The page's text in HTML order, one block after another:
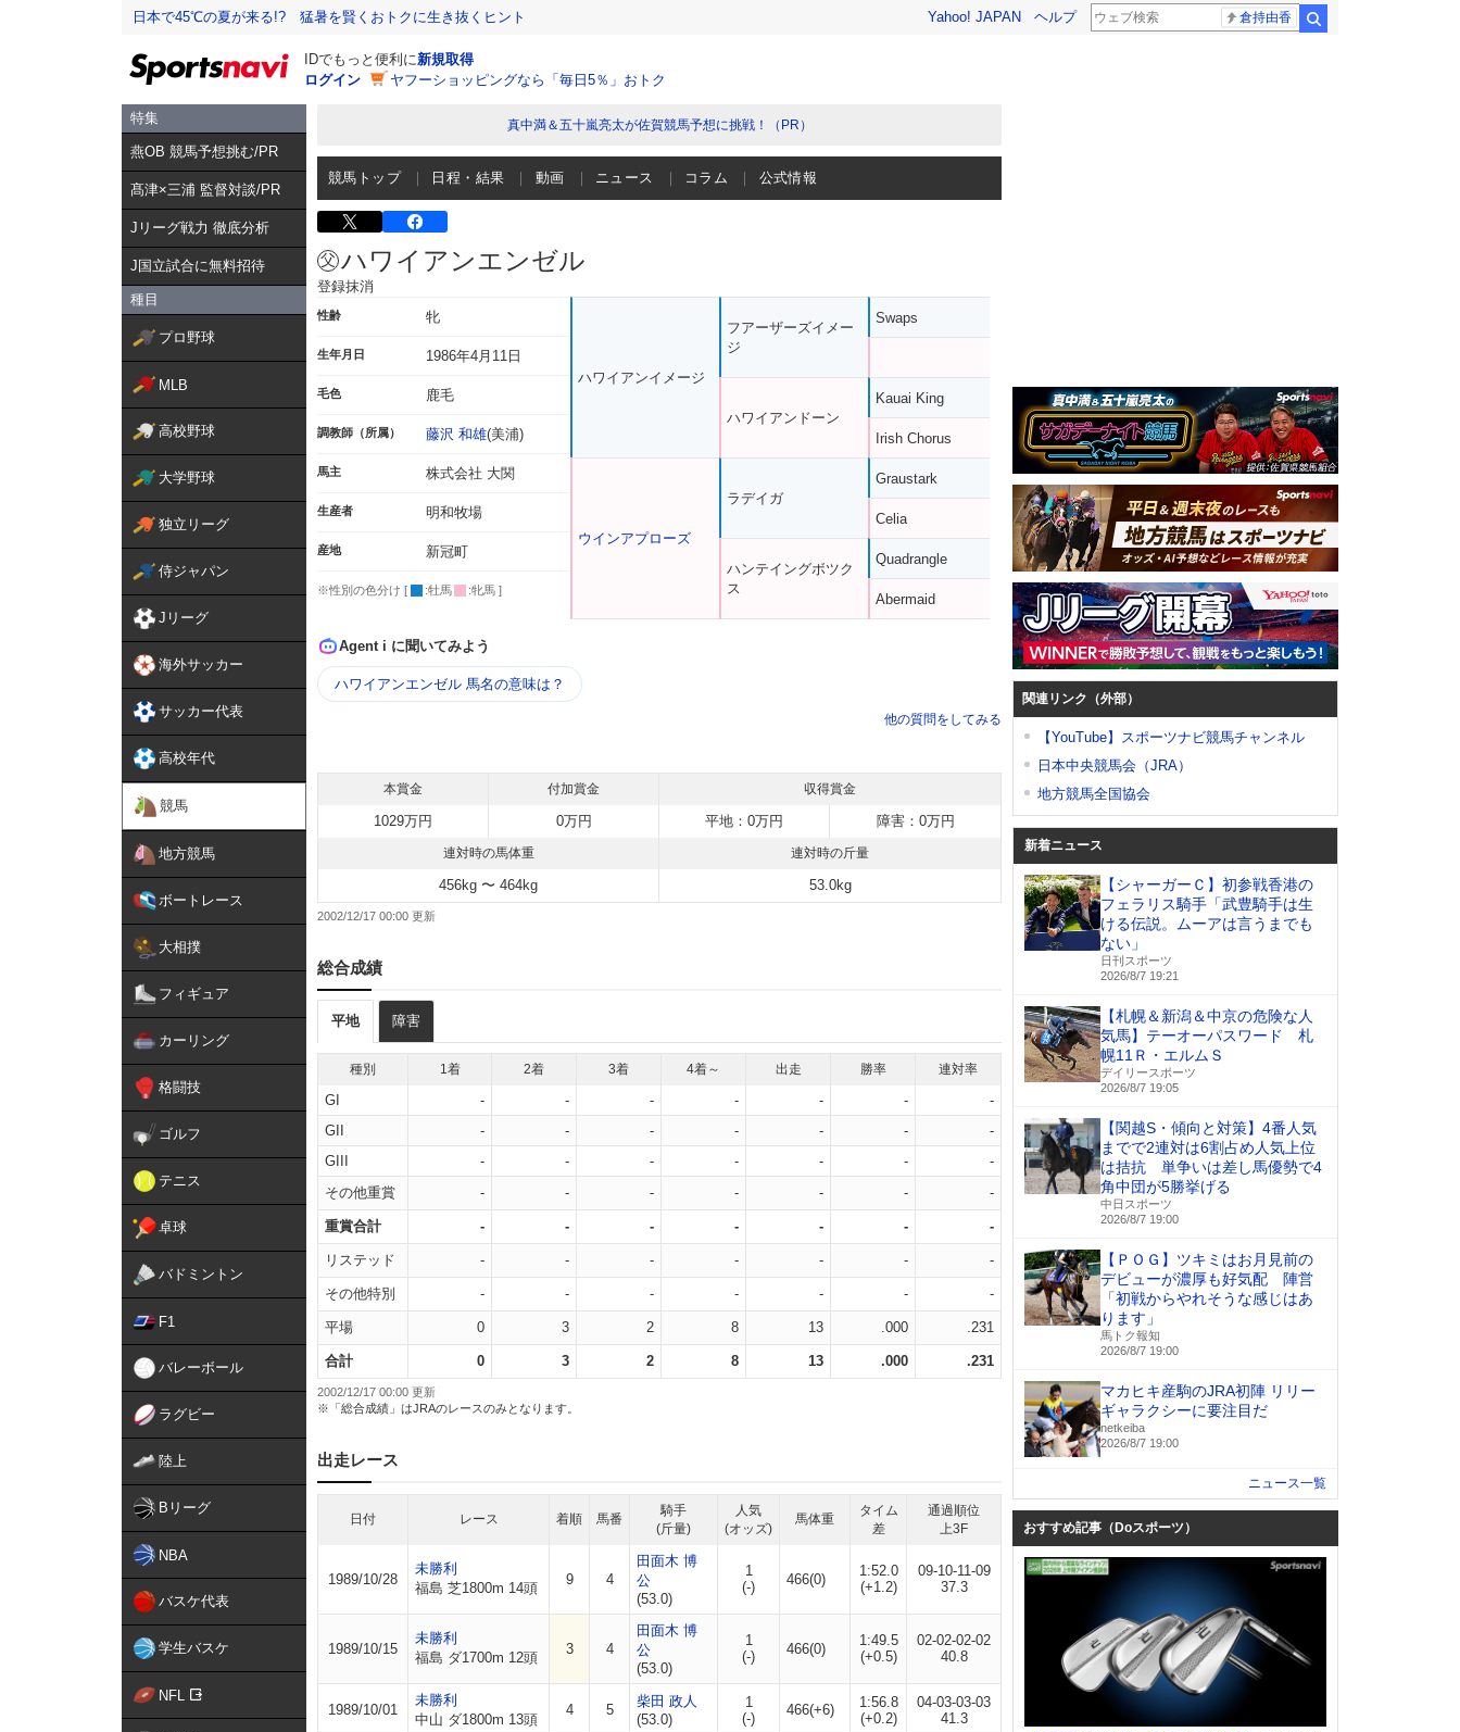
日本で45℃の夏が来る!? 猛暑を賢くおトクに生き抜くヒント Yahoo! JAPAN ヘルプ 倉持由香
IDでもっと便利に新規取得
ログイン
ヤフーショッピングなら「毎日5％」おトク
特集
燕OB 競馬予想挑む/PR
髙津×三浦 監督対談/PR
Jリーグ戦力 徹底分析
J国立試合に無料招待
種目
プロ野球
MLB
高校野球
大学野球
独立リーグ
侍ジャパン
Jリーグ
海外サッカー
サッカー代表
高校年代
競馬
地方競馬
ボートレース
大相撲
フィギュア
カーリング
格闘技
ゴルフ
テニス
卓球
バドミントン
F1
バレーボール
ラグビー
陸上
Bリーグ
NBA
バスケ代表
学生バスケ
NFL
真中満＆五十嵐亮太が佐賀競馬予想に挑戦！（PR）
競馬トップ 日程・結果 動画 ニュース コラム 公式情報
ハワイアンエンゼル
登録抹消
性齢 牝
生年月日 1986年4月11日
毛色 鹿毛
調教師（所属） 藤沢 和雄(美浦)
馬主 株式会社 大関
生産者 明和牧場
産地 新冠町
※性別の色分け [ :牡馬 :牝馬 ]
ハワイアンイメージ
ウインアプローズ
フアーザーズイメー
ジ
ハワイアンドーン
ラデイガ
ハンテイングボツク
ス
Swaps
Kauai King
Irish Chorus
Graustark
Celia
Quadrangle
Abermaid
Agent i に聞いてみよう
ハワイアンエンゼル 馬名の意味は？
他の質問をしてみる
本賞金 付加賞金 収得賞金
1029万円 0万円 平地：0万円 障害：0万円
連対時の馬体重 連対時の斤量
456kg 〜 464kg 53.0kg
2002/12/17 00:00
総合成績
平地 障害
種別 1着 2着 3着 4着～ 出走 勝率 連対率
GI - - - - - -
-
GII
- - - - - -
-
GIII
- - - - - -
-
その他重賞
- - - - - - -
重賞合計 - - - - - - -
リステッド - - - - - - -
その他特別 - - - - - - -
平場 0 3 2 8 13 .000 .231
合計 0 3 2 8 13 .000 .231
2002/12/17 00:00 更新
※「総合成績」はJRAのレースのみとなります。
出走レース
日付 レース 着順 馬番
騎手
(斤量)
人気
(オッズ)
馬体重
タイム
差
通過順位
上3F
1989/10/28
未勝利
福島 芝1800m 14頭
9 4
田面木 博
公
(53.0)
1
(-)
466(0)
1:52.0
(+1.2)
09-10-11-09
37.3
1989/10/15
未勝利
福島 ダ1700m 12頭
3 4
田面木 博
公
(53.0)
1
(-)
466(0)
1:49.5
(+0.5)
02-02-02-02
40.8
1989/10/01
未勝利
中山 ダ1800m 13頭
4 5
柴田 政人
(53.0)
1
(-)
466(+6)
1:56.8
(+0.2)
04-03-03-03
41.3
関連リンク（外部）
【YouTube】スポーツナビ競馬チャンネル
日本中央競馬会（JRA）
地方競馬全国協会
新着ニュース
【シャーガーＣ】初参戦香港の
フェラリス騎手「武豊騎手は生
ける伝説。ムーアは言うまでも
ない」
日刊スポーツ
2026/8/7 19:21
【札幌＆新潟＆中京の危険な人
気馬】テーオーパスワード 札
幌11Ｒ・エルムＳ
デイリースポーツ
2026/8/7 19:05
【関越S・傾向と対策】4番人気
までで2連対は6割占め人気上位
は拮抗 単争いは差し馬優勢で4
角中団が5勝挙げる
中日スポーツ
2026/8/7 19:00
【ＰＯＧ】ツキミはお月見前の
デビューが濃厚も好気配 陣営
「初戦からやれそうな感じはあ
ります」
馬トク報知
2026/8/7 19:00
マカヒキ産駒のJRA初陣 リリー
ギャラクシーに要注目だ
netkeiba
2026/8/7 19:00
ニュース一覧
おすすめ記事（Doスポーツ）